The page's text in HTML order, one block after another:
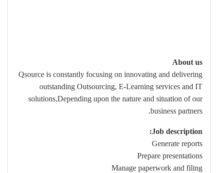
About us
Qsource is constantly focusing on innovating and delivering
outstanding Outsourcing, E-Learning services and IT
solutions,Depending upon the nature and situation of our
business partners.
Job description:
Generate reports
Prepare presentations
Manage paperwork and filing